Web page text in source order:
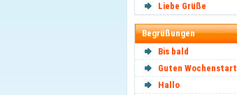
Liebe Grüße
Begrüßungen
Bis bald
Guten Wochenstart
Hallo